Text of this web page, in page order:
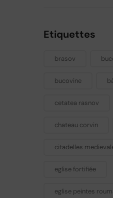
Etiquettes
brasov
bucovine
cetatea rasnov
chateau corvin
citadelles
eglise fortifiée
eglise peintes